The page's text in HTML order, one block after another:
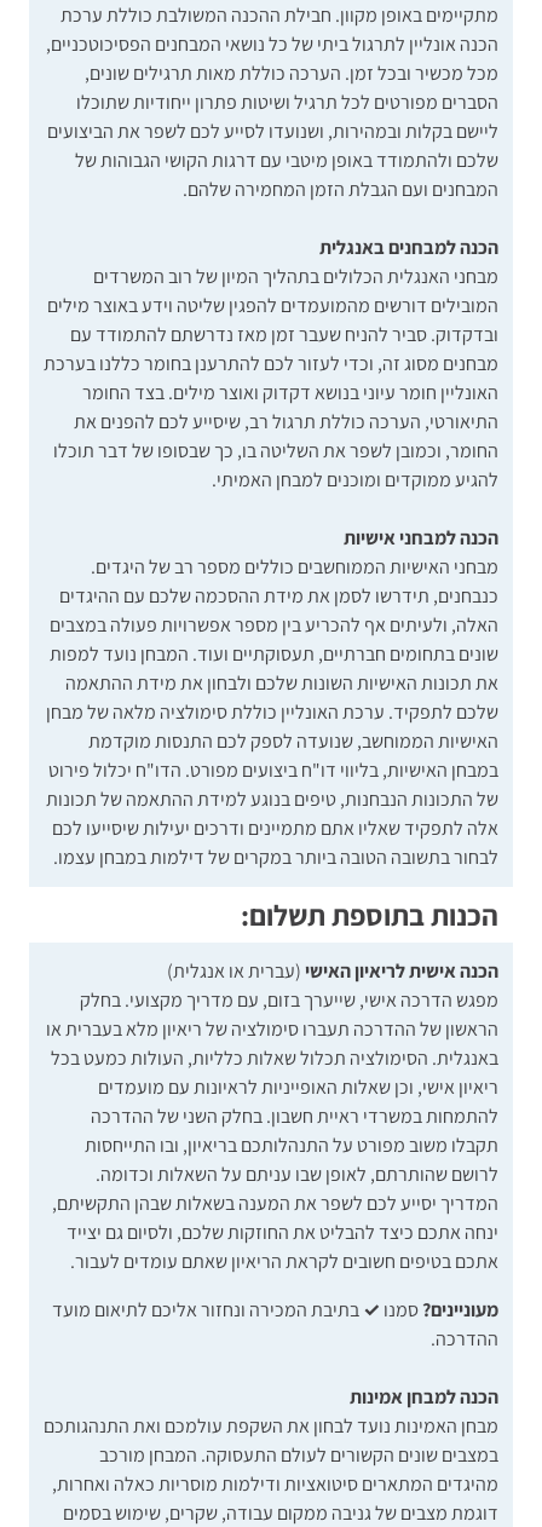
מתקיימים באופן מקוון. חבילת ההכנה המשולבת כוללת ערכת
הכנה אונליין לתרגול ביתי של כל נושאי המבחנים הפסיכוטכניים,
מכל מכשיר ובכל זמן. הערכה כוללת מאות תרגילים שונים,
הסברים מפורטים לכל תרגיל ושיטות פתרון ייחודיות שתוכלו
ליישם בקלות ובמהירות, ושנועדו לסייע לכם לשפר את הביצועים
שלכם ולהתמודד באופן מיטבי עם דרגות הקושי הגבוהות של
המבחנים ועם הגבלת הזמן המחמירה שלהם.
הכנה למבחנים באנגלית
מבחני האנגלית הכלולים בתהליך המיון של רוב המשרדים
המובילים דורשים מהמועמדים להפגין שליטה וידע באוצר מילים
ובדקדוק. סביר להניח שעבר זמן מאז נדרשתם להתמודד עם
מבחנים מסוג זה, וכדי לעזור לכם להתרענן בחומר כללנו בערכת
האונליין חומר עיוני בנושא דקדוק ואוצר מילים. בצד החומר
התיאורטי, הערכה כוללת תרגול רב, שיסייע לכם להפנים את
החומר, וכמובן לשפר את השליטה בו, כך שבסופו של דבר תוכלו
להגיע ממוקדים ומוכנים למבחן האמיתי.
הכנה למבחני אישיות
מבחני האישיות הממוחשבים כוללים מספר רב של היגדים.
כנבחנים, תידרשו לסמן את מידת ההסכמה שלכם עם ההיגדים
האלה, ולעיתים אף להכריע בין מספר אפשרויות פעולה במצבים
שונים בתחומים חברתיים, תעסוקתיים ועוד. המבחן נועד למפות
את תכונות האישיות השונות שלכם ולבחון את מידת ההתאמה
שלכם לתפקיד. ערכת האונליין כוללת סימולציה מלאה של מבחן
האישיות הממוחשב, שנועדה לספק לכם התנסות מוקדמת
במבחן האישיות, בליווי דו"ח ביצועים מפורט. הדו"ח יכלול פירוט
של התכונות הנבחנות, טיפים בנוגע למידת ההתאמה של תכונות
אלה לתפקיד שאליו אתם מתמיינים ודרכים יעילות שיסייעו לכם
לבחור בתשובה הטובה ביותר במקרים של דילמות במבחן עצמו.
הכנות בתוספת תשלום:
הכנה אישית לריאיון האישי(עברית או אנגלית)
מפגש הדרכה אישי, שייערך בזום, עם מדריך מקצועי. בחלק
הראשון של ההדרכה תעברו סימולציה של ריאיון מלא בעברית או
באנגלית. הסימולציה תכלול שאלות כלליות, העולות כמעט בכל
ריאיון אישי, וכן שאלות האופייניות לראיונות עם מועמדים
להתמחות במשרדי ראיית חשבון. בחלק השני של ההדרכה
תקבלו משוב מפורט על התנהלותכם בריאיון, ובו התייחסות
לרושם שהותרתם, לאופן שבו עניתם על השאלות וכדומה.
המדריך יסייע לכם לשפר את המענה בשאלות שבהן התקשיתם,
ינחה אתכם כיצד להבליט את החוזקות שלכם, ולסיום גם יצייד
אתכם בטיפים חשובים לקראת הריאיון שאתם עומדים לעבור.
מעוניינים?סמנו ✓בתיבת המכירה ונחזור אליכם לתיאום מועד
ההדרכה.
הכנה למבחן אמינות
מבחן האמינות נועד לבחון את השקפת עולמכם ואת התנהגותכם
במצבים שונים הקשורים לעולם התעסוקה. המבחן מורכב
מהיגדים המתארים סיטואציות ודילמות מוסריות כאלה ואחרות,
דוגמת מצבים של גניבה ממקום עבודה, שקרים, שימוש בסמים